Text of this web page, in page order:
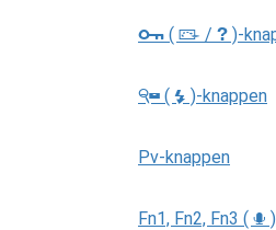
g ( h / Q )-
W ( N )-knappen
Pv-knappen
Fn1, Fn2, Fn3 ( C